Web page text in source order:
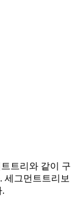
트리와 같이 구
세그먼트트리보
.